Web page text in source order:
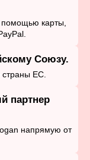
помощью карты,
Союзу.
ЕС.
партнер
напрямую от